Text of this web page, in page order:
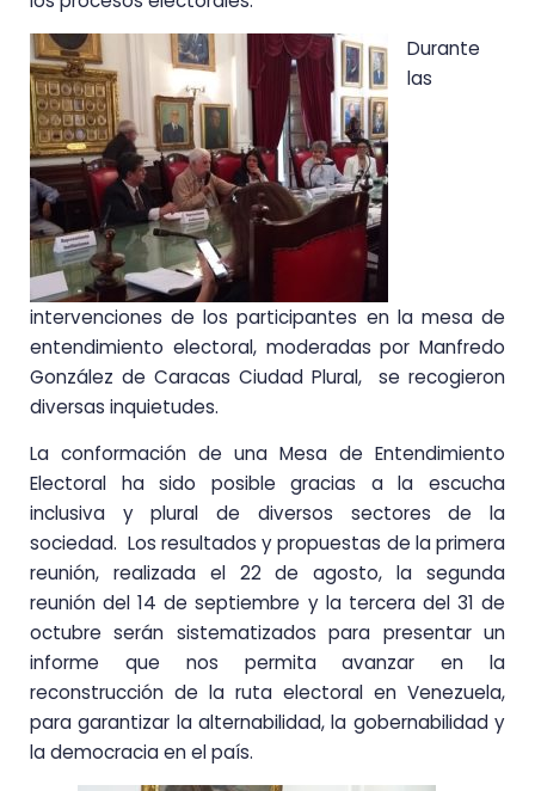
Durante
las
intervenciones de los participantes en la mesa de
entendimiento electoral, moderadas por Manfredo
González de Caracas Ciudad Plural, se recogieron
diversas inquietudes.
La conformación de una Mesa de Entendimiento
Electoral ha sido posible gracias a la escucha
inclusiva y plural de diversos sectores de la
sociedad. Los resultados y propuestas de la primera
reunión, realizada el 22 de agosto, la segunda
reunión del 14 de septiembre y la tercera del 31 de
octubre serán sistematizados para presentar un
informe que nos permita avanzar en la
reconstrucción de la ruta electoral en Venezuela,
para garantizar la alternabilidad, la gobernabilidad y
la democracia en el país.